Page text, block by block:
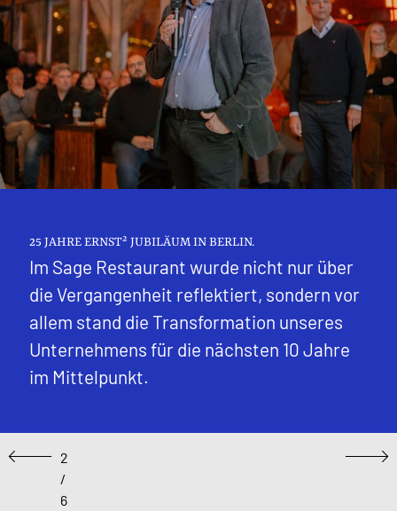
25 JAHRE ERNST² JUBILÄUM IN BERLIN.
Im Sage Restaurant wurde nicht nur über
die Vergangenheit reflektiert, sondern vor
allem stand die Transformation unseres
Unternehmens für die nächsten 10 Jahre
im Mittelpunkt.
Previous
2
/
6
Next